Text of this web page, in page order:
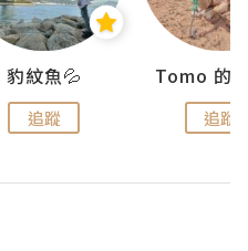
豹紋魚💦
追蹤 追蹤